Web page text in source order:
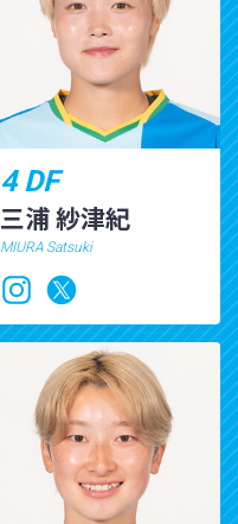
4 DF
三浦 紗津紀
MIURA Satsuki